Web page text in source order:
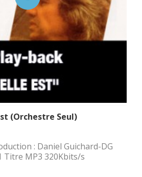
(Orchestre Seul)
: Daniel Guichard-DG
Titre MP3 320Kbits/s